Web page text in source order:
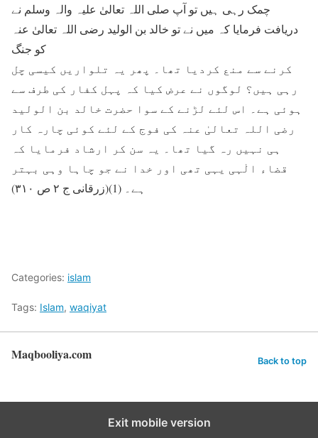
چمک رہی ہیں تو آپ صلی اللہ تعالیٰ علیہ والہ وسلم نے
دریافت فرمایا کہ میں نے تو خالد بن الولید رضی اللہ تعالیٰ عنہ
کو جنگ
کرنے سے منع کردیا تھا۔ پھر یہ تلواریں کیسی چل
رہی ہیں؟ لوگوں نے عرض کیا کہ پہل کفار کی طرف سے
ہوئی ہے۔ اس لئے لڑنے کے سوا حضرت خالد بن الولید
رضی اللہ تعالیٰ عنہ کی فوج کے لئے کوئی چارہ کار
ہی نہیں رہ گیا تھا۔ یہ سن کر ارشاد فرمایا کہ
قضاء الٰہی یہی تھی اور خدا نے جو چاہا وہی بہتر
ہے۔ (1)(زرقانی ج ۲ ص ۳۱۰)
Categories: islam
Tags: Islam, waqiyat
Maqbooliya.com Back to top
Exit mobile version